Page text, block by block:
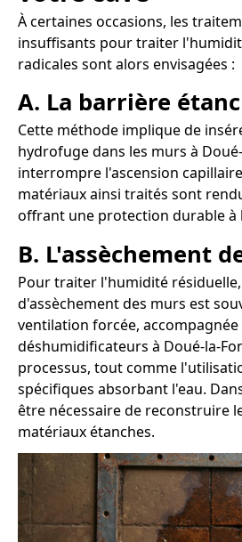
À certaines occasions, les
insuffisants pour traiter
radicales sont alors envisagées :
A. La barrière
Cette méthode implique de
hydrofuge dans les murs à
interrompre l'ascension
matériaux ainsi traités sont
offrant une protection durable à
B. L'assèchement
Pour traiter l'humidité
d'assèchement des murs est
ventilation forcée, accompagnée
déshumidificateurs à Doué-la-
processus, tout comme
spécifiques absorbant l'eau.
être nécessaire de reconstruire
matériaux étanches.